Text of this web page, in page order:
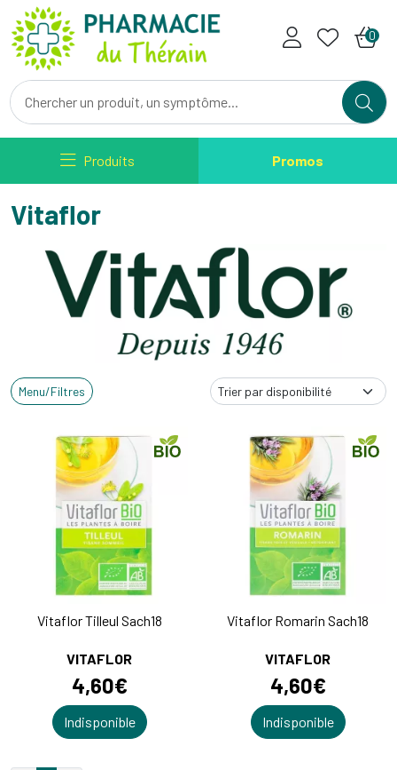
Pharmacie du Therain Votre
0
Produits Promos
Vitaflor
Menu/Filtres
Vitaflor Tilleul Sach18
VITAFLOR
4,60€
Indisponible
Vitaflor Romarin Sach18
VITAFLOR
4,60€
Indisponible